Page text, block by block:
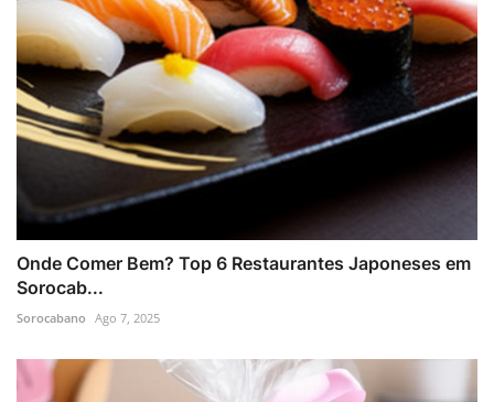
Onde Comer Bem? Top 6 Restaurantes Japoneses em
Sorocab...
Sorocabano Ago 7, 2025